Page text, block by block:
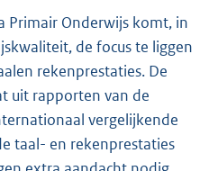
Primair Onderwijs komt, in
de focus te liggen
rekenprestaties. De
uit rapporten van de
vergelijkende
taal- en rekenprestaties